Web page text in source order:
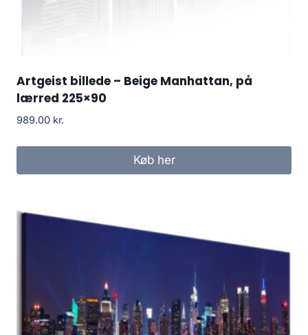
Artgeist billede – Beige Manhattan, på
lærred 225×90
989.00 kr.
Køb her